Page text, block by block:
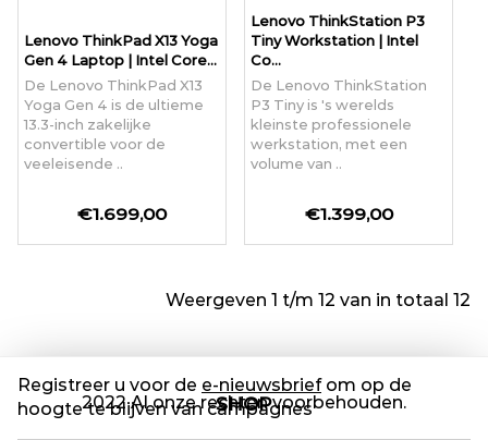
Lenovo ThinkPad X13 Yoga
Gen 4 Laptop | Intel Core...
De Lenovo ThinkPad X13
Yoga Gen 4 is de ultieme
13.3-inch zakelijke
convertible voor de
veeleisende ..
€1.699,00
Lenovo ThinkStation P3
Tiny Workstation | Intel
Co...
De Lenovo ThinkStation
P3 Tiny is 's werelds
kleinste professionele
werkstation, met een
volume van ..
€1.399,00
Weergeven 1 t/m 12 van in totaal 12
Registreer u voor de e-nieuwsbriefom op de
hoogte te blijven van campagnes
SHOP
2022 Al onze rechten voorbehouden.